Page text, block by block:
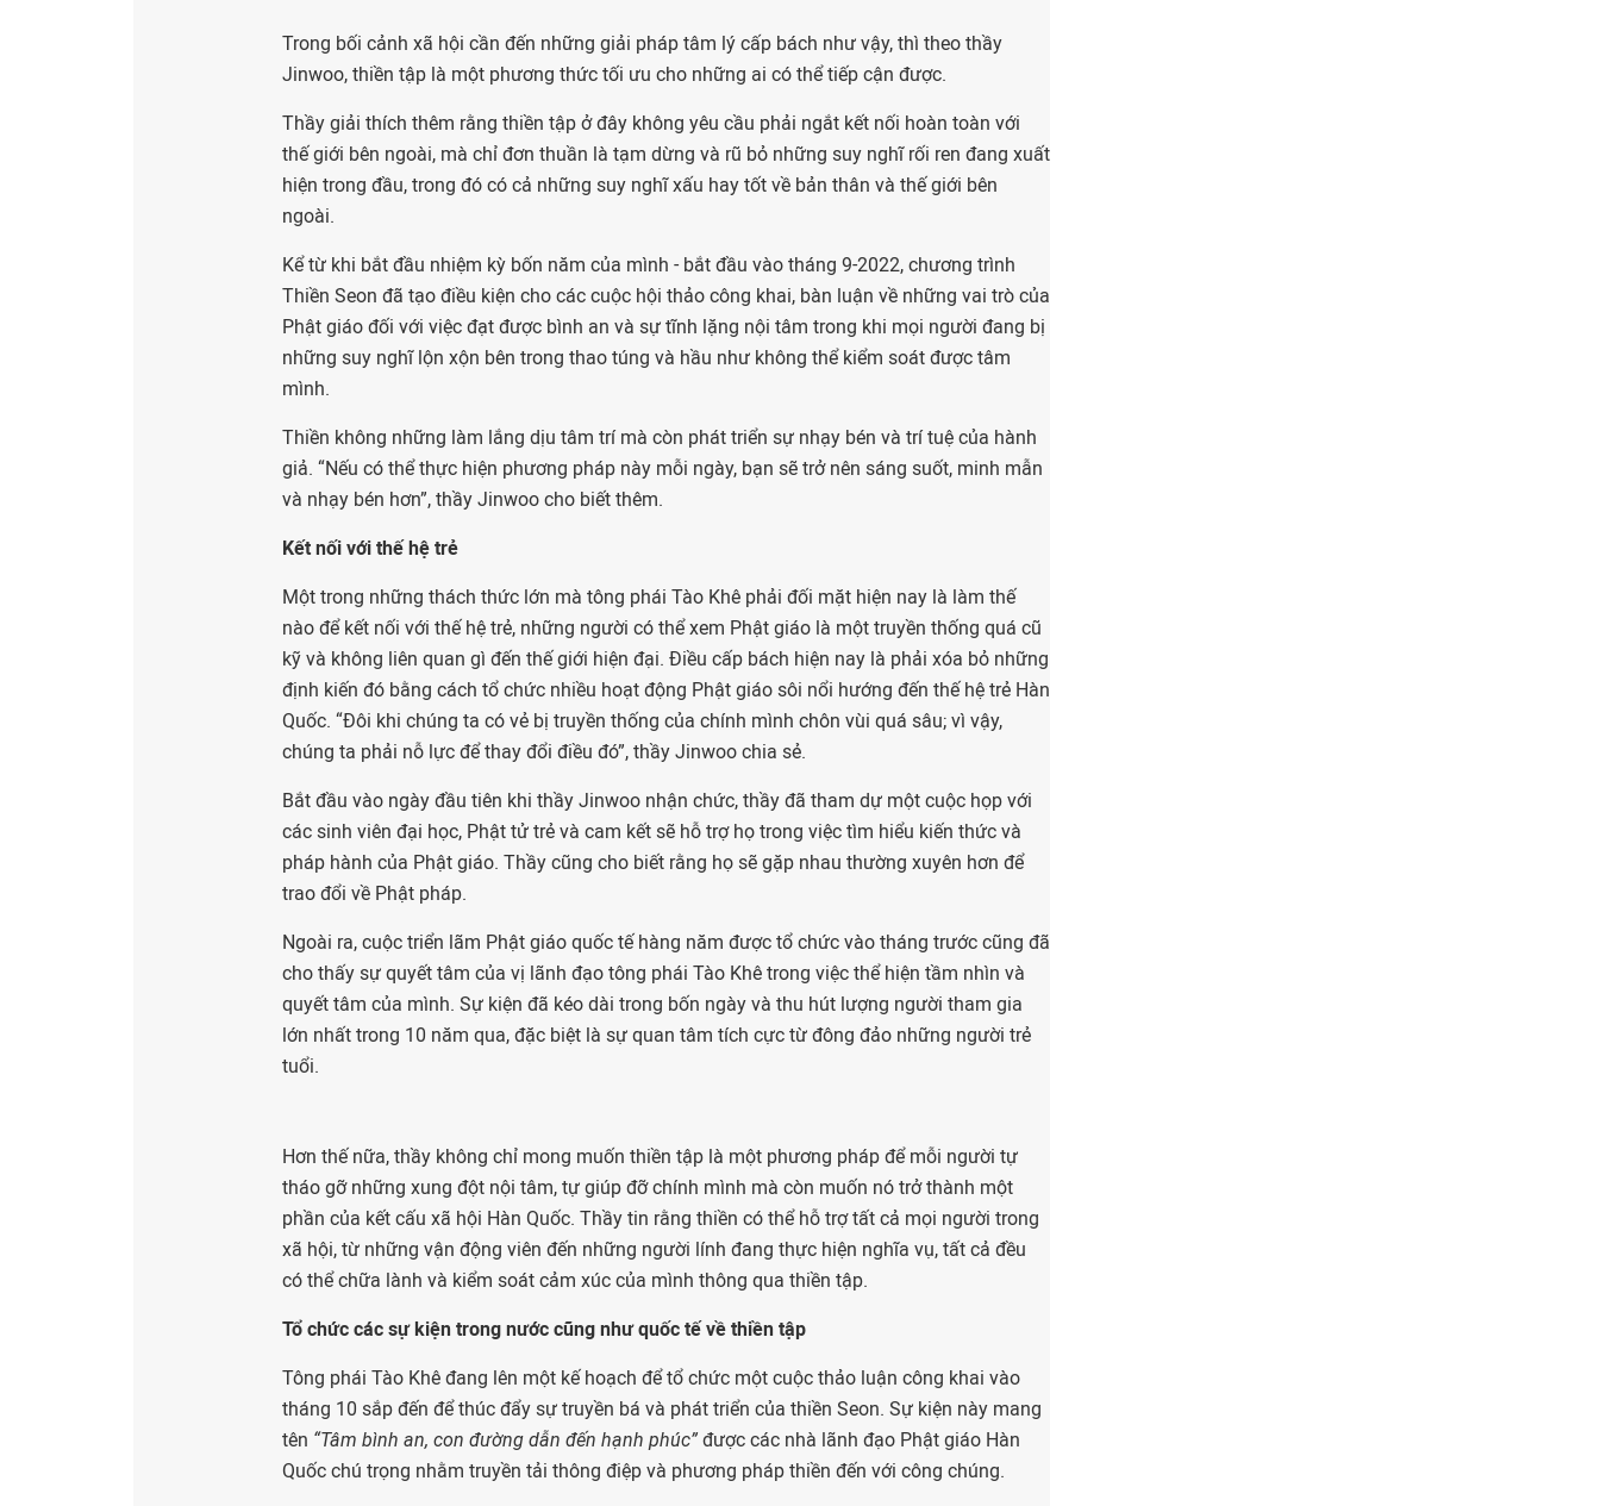
Trong bối cảnh xã hội cần đến những giải pháp tâm lý cấp bách như vậy, thì theo thầy
Jinwoo, thiền tập là một phương thức tối ưu cho những ai có thể tiếp cận được.
Thầy giải thích thêm rằng thiền tập ở đây không yêu cầu phải ngắt kết nối hoàn toàn với
thế giới bên ngoài, mà chỉ đơn thuần là tạm dừng và rũ bỏ những suy nghĩ rối ren đang xuất
hiện trong đầu, trong đó có cả những suy nghĩ xấu hay tốt về bản thân và thế giới bên
ngoài.
Kể từ khi bắt đầu nhiệm kỳ bốn năm của mình - bắt đầu vào tháng 9-2022, chương trình
Thiền Seon đã tạo điều kiện cho các cuộc hội thảo công khai, bàn luận về những vai trò của
Phật giáo đối với việc đạt được bình an và sự tĩnh lặng nội tâm trong khi mọi người đang bị
những suy nghĩ lộn xộn bên trong thao túng và hầu như không thể kiểm soát được tâm
mình.
Thiền không những làm lắng dịu tâm trí mà còn phát triển sự nhạy bén và trí tuệ của hành
giả. “Nếu có thể thực hiện phương pháp này mỗi ngày, bạn sẽ trở nên sáng suốt, minh mẫn
và nhạy bén hơn”, thầy Jinwoo cho biết thêm.
Kết nối với thế hệ trẻ
Một trong những thách thức lớn mà tông phái Tào Khê phải đối mặt hiện nay là làm thế
nào để kết nối với thế hệ trẻ, những người có thể xem Phật giáo là một truyền thống quá cũ
kỹ và không liên quan gì đến thế giới hiện đại. Điều cấp bách hiện nay là phải xóa bỏ những
định kiến đó bằng cách tổ chức nhiều hoạt động Phật giáo sôi nổi hướng đến thế hệ trẻ Hàn
Quốc. “Đôi khi chúng ta có vẻ bị truyền thống của chính mình chôn vùi quá sâu; vì vậy,
chúng ta phải nỗ lực để thay đổi điều đó”, thầy Jinwoo chia sẻ.
Bắt đầu vào ngày đầu tiên khi thầy Jinwoo nhận chức, thầy đã tham dự một cuộc họp với
các sinh viên đại học, Phật tử trẻ và cam kết sẽ hỗ trợ họ trong việc tìm hiểu kiến thức và
pháp hành của Phật giáo. Thầy cũng cho biết rằng họ sẽ gặp nhau thường xuyên hơn để
trao đổi về Phật pháp.
Ngoài ra, cuộc triển lãm Phật giáo quốc tế hàng năm được tổ chức vào tháng trước cũng đã
cho thấy sự quyết tâm của vị lãnh đạo tông phái Tào Khê trong việc thể hiện tầm nhìn và
quyết tâm của mình. Sự kiện đã kéo dài trong bốn ngày và thu hút lượng người tham gia
lớn nhất trong 10 năm qua, đặc biệt là sự quan tâm tích cực từ đông đảo những người trẻ
tuổi.
Hơn thế nữa, thầy không chỉ mong muốn thiền tập là một phương pháp để mỗi người tự
tháo gỡ những xung đột nội tâm, tự giúp đỡ chính mình mà còn muốn nó trở thành một
phần của kết cấu xã hội Hàn Quốc. Thầy tin rằng thiền có thể hỗ trợ tất cả mọi người trong
xã hội, từ những vận động viên đến những người lính đang thực hiện nghĩa vụ, tất cả đều
có thể chữa lành và kiểm soát cảm xúc của mình thông qua thiền tập.
Tổ chức các sự kiện trong nước cũng như quốc tế về thiền tập
Tông phái Tào Khê đang lên một kế hoạch để tổ chức một cuộc thảo luận công khai vào
tháng 10 sắp đến để thúc đẩy sự truyền bá và phát triển của thiền Seon. Sự kiện này mang
tên “Tâm bình an, con đường dẫn đến hạnh phúc” được các nhà lãnh đạo Phật giáo Hàn
Quốc chú trọng nhằm truyền tải thông điệp và phương pháp thiền đến với công chúng.